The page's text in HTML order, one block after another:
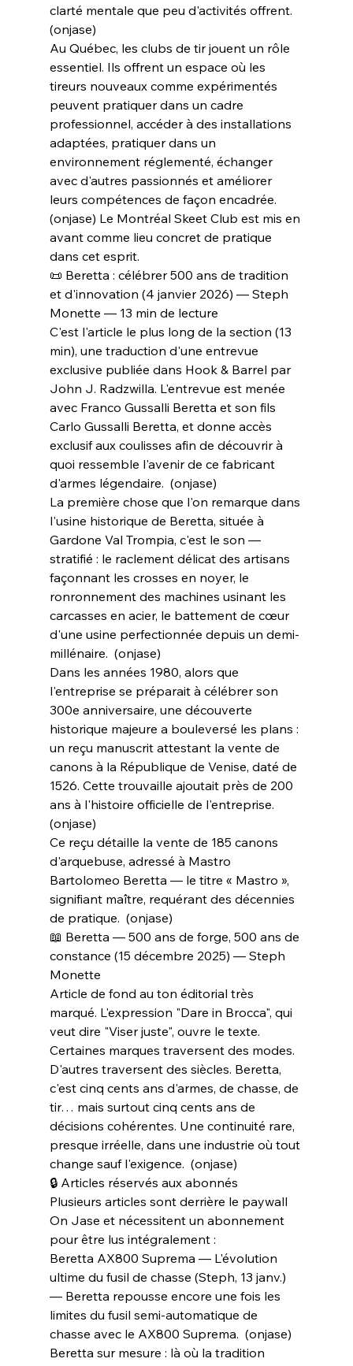
clarté mentale que peu d'activités offrent.
(onjase)
Au Québec, les clubs de tir jouent un rôle
essentiel. Ils offrent un espace où les
tireurs nouveaux comme expérimentés
peuvent pratiquer dans un cadre
professionnel, accéder à des installations
adaptées, pratiquer dans un
environnement réglementé, échanger
avec d'autres passionnés et améliorer
leurs compétences de façon encadrée.
(onjase) Le Montréal Skeet Club est mis en
avant comme lieu concret de pratique
dans cet esprit.
📜 Beretta : célébrer 500 ans de tradition
et d'innovation (4 janvier 2026) — Steph
Monette — 13 min de lecture
C'est l'article le plus long de la section (13
min), une traduction d'une entrevue
exclusive publiée dans Hook & Barrel par
John J. Radzwilla. L'entrevue est menée
avec Franco Gussalli Beretta et son fils
Carlo Gussalli Beretta, et donne accès
exclusif aux coulisses afin de découvrir à
quoi ressemble l'avenir de ce fabricant
d'armes légendaire.  (onjase)
La première chose que l'on remarque dans
l'usine historique de Beretta, située à
Gardone Val Trompia, c'est le son —
stratifié : le raclement délicat des artisans
façonnant les crosses en noyer, le
ronronnement des machines usinant les
carcasses en acier, le battement de cœur
d'une usine perfectionnée depuis un demi-
millénaire.  (onjase)
Dans les années 1980, alors que
l'entreprise se préparait à célébrer son
300e anniversaire, une découverte
historique majeure a bouleversé les plans :
un reçu manuscrit attestant la vente de
canons à la République de Venise, daté de
1526. Cette trouvaille ajoutait près de 200
ans à l'histoire officielle de l'entreprise.
(onjase)
Ce reçu détaille la vente de 185 canons
d'arquebuse, adressé à Mastro
Bartolomeo Beretta — le titre « Mastro »,
signifiant maître, requérant des décennies
de pratique.  (onjase)
📖 Beretta — 500 ans de forge, 500 ans de
constance (15 décembre 2025) — Steph
Monette
Article de fond au ton éditorial très
marqué. L'expression "Dare in Brocca", qui
veut dire "Viser juste", ouvre le texte.
Certaines marques traversent des modes.
D'autres traversent des siècles. Beretta,
c'est cinq cents ans d'armes, de chasse, de
tir… mais surtout cinq cents ans de
décisions cohérentes. Une continuité rare,
presque irréelle, dans une industrie où tout
change sauf l'exigence.  (onjase)
🔒 Articles réservés aux abonnés
Plusieurs articles sont derrière le paywall
On Jase et nécessitent un abonnement
pour être lus intégralement :
Beretta AX800 Suprema — L'évolution
ultime du fusil de chasse (Steph, 13 janv.)
— Beretta repousse encore une fois les
limites du fusil semi-automatique de
chasse avec le AX800 Suprema.  (onjase)
Beretta sur mesure : là où la tradition